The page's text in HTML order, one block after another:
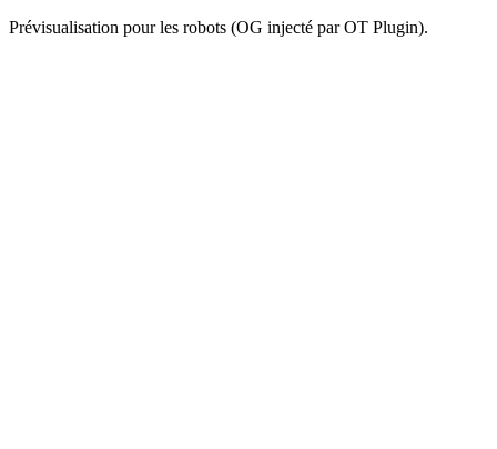
Prévisualisation pour les robots (OG injecté par OT Plugin).